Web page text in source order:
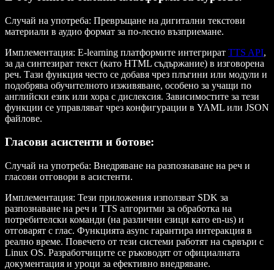
Случай на употреба: Превръщане на дигитални текстови
материали в аудио формат за по-лесно възприемане.
Имплементация: E-learning платформите интегрират TTS API,
за да синтезират текст (като HTML съдържание) в изговорена
реч. Тази функция често се добавя чрез плъгини или модули и
подобрява обучителното изживяване, особено за учащи по
английски език или хора с дислексия. Зависимостите за тези
функции се управляват чрез конфигурации в YAML или JSON
файлове.
Гласови асистенти и ботове:
Случай на употреба: Внедряване на разпознаване на реч и
гласови отговори в асистенти.
Имплементация: Тези приложения използват SDK за
разпознаване на реч и TTS алгоритми за обработка на
потребителски команди (на различни езици като en-us) и
отговарят с глас. Функцията async гарантира интеракция в
реално време. Повечето от тези системи работят на сървъри с
Linux OS. Разработчиците се ръководят от официалната
документация и уроци за ефективно внедряване.